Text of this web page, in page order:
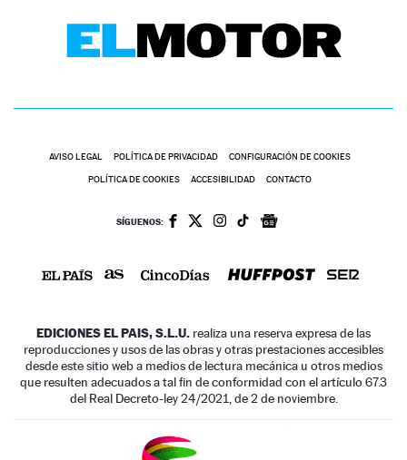
AVISO LEGAL POLÍTICA DE PRIVACIDAD CONFIGURACIÓN DE COOKIES
POLÍTICA DE COOKIES ACCESIBILIDAD CONTACTO
SÍGUENOS:
EDICIONES EL PAIS, S.L.U. realiza una reserva expresa de las
reproducciones y usos de las obras y otras prestaciones accesibles
desde este sitio web a medios de lectura mecánica u otros medios
que resulten adecuados a tal fin de conformidad con el artículo 67.3
del Real Decreto-ley 24/2021, de 2 de noviembre.